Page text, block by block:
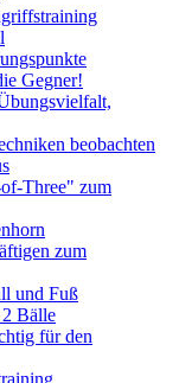
Gegner!
beobachten
Three" zum
zum
und Fuß
Bälle
für den